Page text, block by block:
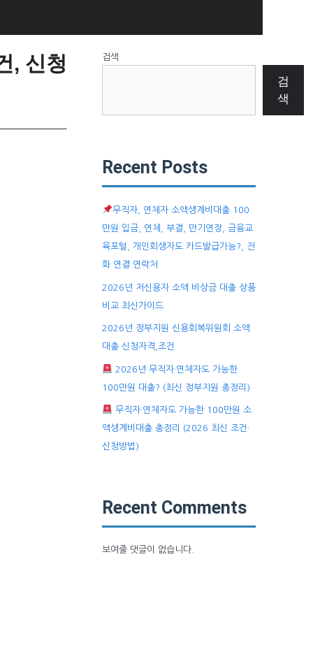
, 신청
검색
검
색
Recent Posts
무직자, 연체자 소액생계비대출 100
만원 입금, 연체, 부결, 만기연장, 금융교
육포털, 개인회생자도 카드발급가능?, 전
화 연결 연락처
2026년 저신용자 소액 비상금 대출 상품
비교 최신가이드
2026년 정부지원 신용회복위원회 소액
대출 신청자격,조건
2026년 무직자·연체자도 가능한
100만원 대출? (최신 정부지원 총정리)
무직자·연체자도 가능한 100만원 소
액생계비대출 총정리 (2026 최신 조건·
신청방법)
Recent Comments
보여줄 댓글이 없습니다.